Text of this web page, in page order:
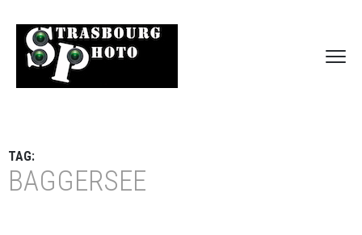
TAG:
BAGGERSEE